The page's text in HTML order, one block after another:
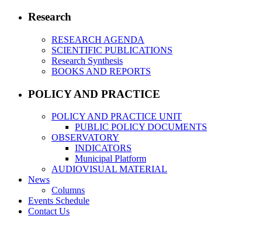
Research
RESEARCH AGENDA
SCIENTIFIC PUBLICATIONS
Research Synthesis
BOOKS AND REPORTS
POLICY AND PRACTICE
POLICY AND PRACTICE UNIT
PUBLIC POLICY DOCUMENTS
OBSERVATORY
INDICATORS
Municipal Platform
AUDIOVISUAL MATERIAL
News
Columns
Events Schedule
Contact Us